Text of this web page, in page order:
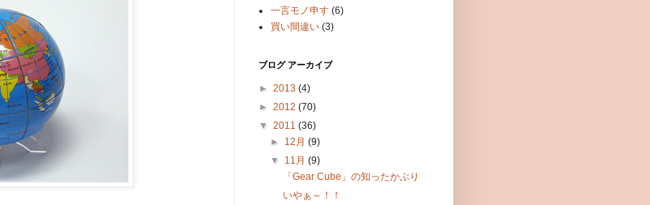
一言モノ申す (6)
買い間違い (3)
ブログ アーカイブ
► 2013 (4)
► 2012 (70)
▼ 2011 (36)
► 12月(9)
▼ 11月(9)
「Gear Cube」の知ったかぶり
いやぁ～！！